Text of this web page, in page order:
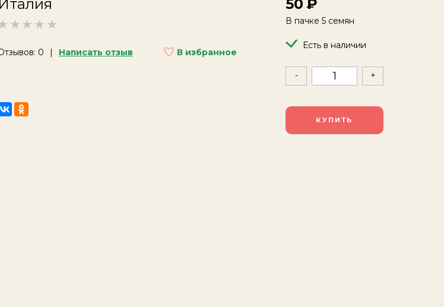
Италия
0 Написать отзыв В избранное
50
В пачке 5 семян
Есть в наличии
- +